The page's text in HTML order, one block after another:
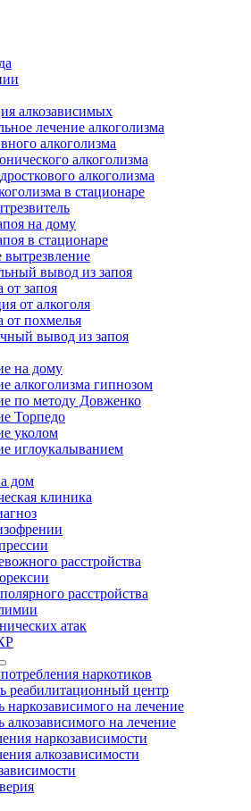
алкозависимых
лечение алкоголизма
алкоголизма
алкоголизма
алкоголизма
в стационаре
на дому
в стационаре
вывод из запоя
от запоя
от алкоголя
от похмелья
вывод из запоя
на дому
алкоголизма гипнозом
по методу Довженко
Торпедо
уколом
иглоукалыванием
дом
клиника
расстройства
расстройства
атак
наркотиков
реабилитационный центр
наркозависимого на лечение
алкозависимого на лечение
наркозависимости
алкозависимости